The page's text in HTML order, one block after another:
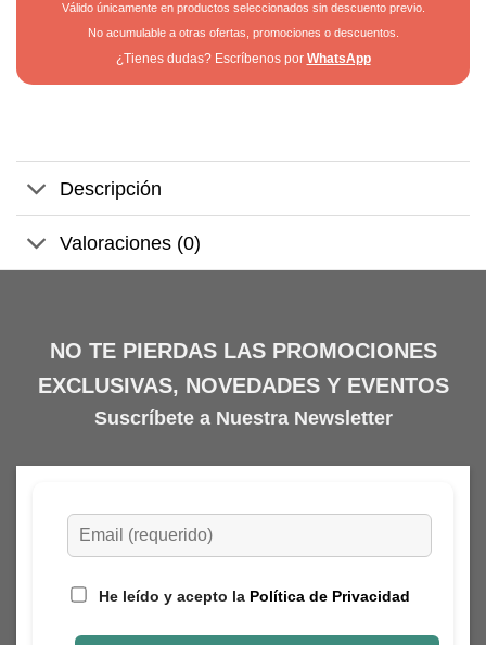
Válido únicamente en productos seleccionados sin descuento previo.
No acumulable a otras ofertas, promociones o descuentos.
¿Tienes dudas? Escríbenos por WhatsApp
Descripción
Valoraciones (0)
NO TE PIERDAS LAS PROMOCIONES
EXCLUSIVAS, NOVEDADES Y EVENTOS
Suscríbete a Nuestra Newsletter
He leído y acepto la Política de Privacidad